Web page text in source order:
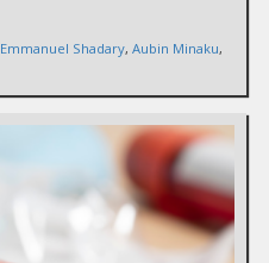
Emmanuel Shadary, Aubin Minaku,